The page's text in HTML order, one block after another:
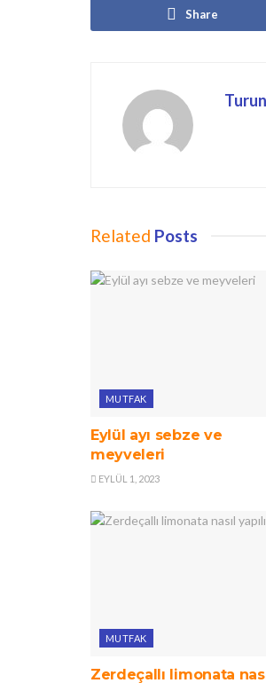
Share
Related Posts
MUTFAK
Eylül ayı sebze ve
meyveleri
EYLÜL 1, 2023
MUTFAK
Zerdeçallı limonata